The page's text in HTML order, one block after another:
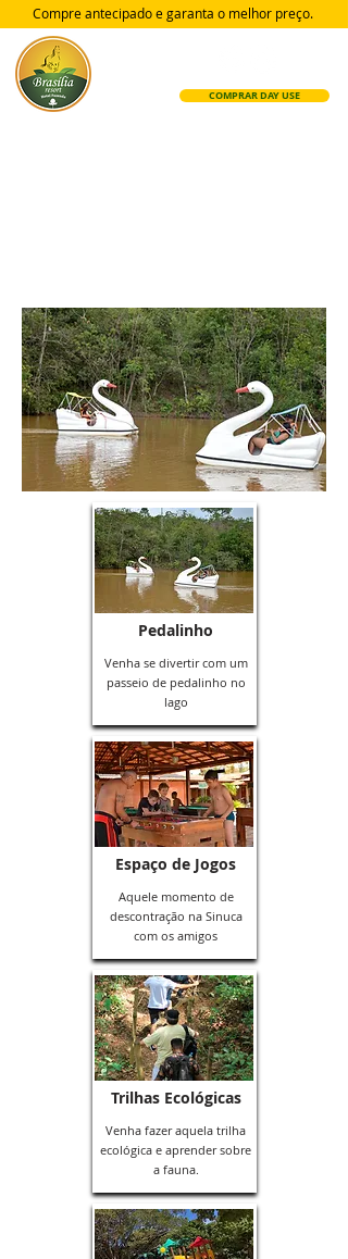
COMPRAR DAY USE
Compre antecipado e garanta o melhor preço.
Pedalinho
Venha se divertir com um
passeio de pedalinho no
lago
Espaço de Jogos
Aquele momento de
descontração na Sinuca
com os amigos
Trilhas Ecológicas
Venha fazer aquela trilha
ecológica e aprender sobre
a fauna.